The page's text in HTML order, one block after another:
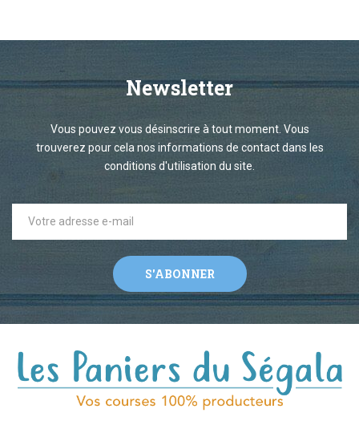
Newsletter
Vous pouvez vous désinscrire à tout moment. Vous
trouverez pour cela nos informations de contact dans les
conditions d'utilisation du site.
S'ABONNER